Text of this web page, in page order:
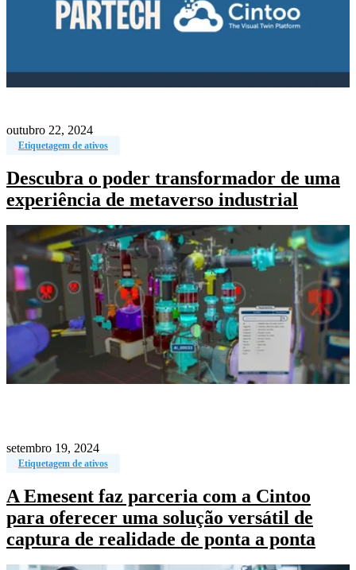
outubro 22, 2024
Etiquetagem de ativos
Descubra o poder transformador de uma
experiência de metaverso industrial
setembro 19, 2024
Etiquetagem de ativos
A Emesent faz parceria com a Cintoo
para oferecer uma solução versátil de
captura de realidade de ponta a ponta